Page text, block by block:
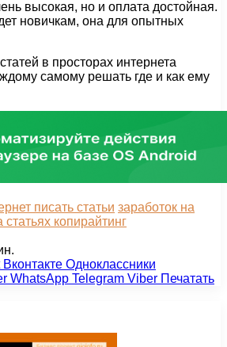
высокая, но и оплата достойная.
новичкам, она для опытных
в просторах интернета
самому решать где и как ему
писать статьи заработок на
статьях копирайтинг
Вконтакте Одноклассники
WhatsApp Telegram Viber Печатать